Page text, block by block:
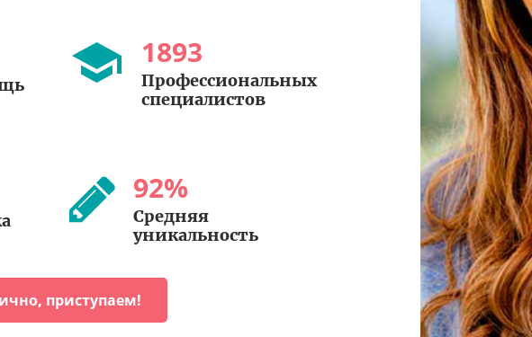
1893
Профессиональных
специалистов
92%
Средняя
уникальность
приступаем!